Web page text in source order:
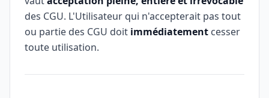
des CGU. L'Utilisateur qui n'accepterait pas tout
ou partie des CGU doit immédiatement cesser
toute utilisation.